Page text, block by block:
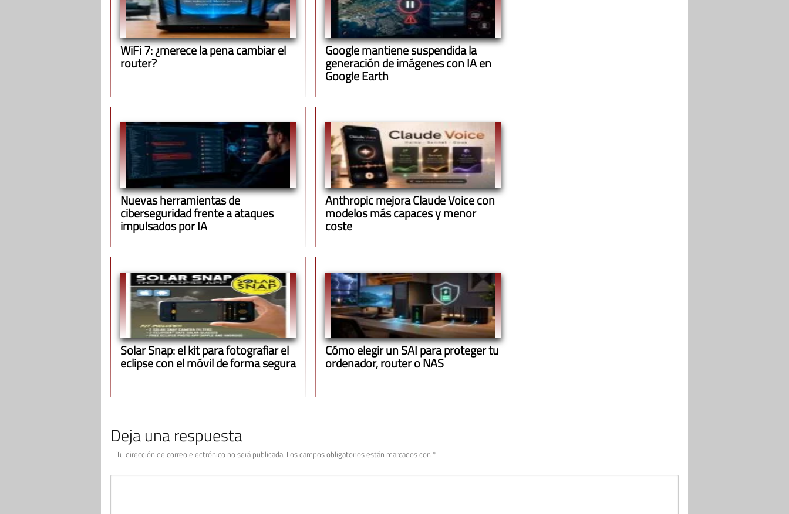
WiFi 7: ¿merece la pena cambiar el
router?
Google mantiene suspendida la
generación de imágenes con IA en
Google Earth
Nuevas herramientas de
ciberseguridad frente a ataques
impulsados por IA
Anthropic mejora Claude Voice con
modelos más capaces y menor
coste
Solar Snap: el kit para fotografiar el
eclipse con el móvil de forma segura
Cómo elegir un SAI para proteger tu
ordenador, router o NAS
Deja una respuesta
Tu dirección de correo electrónico no será publicada. Los campos obligatorios están marcados con *